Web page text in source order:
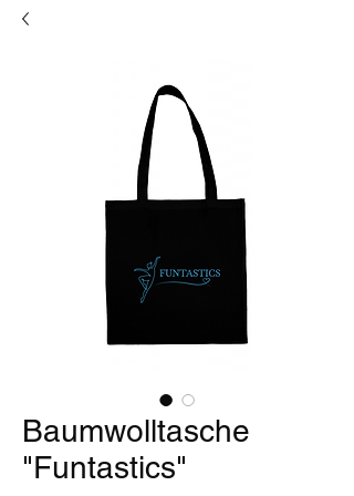
Baumwolltasche
"Funtastics"